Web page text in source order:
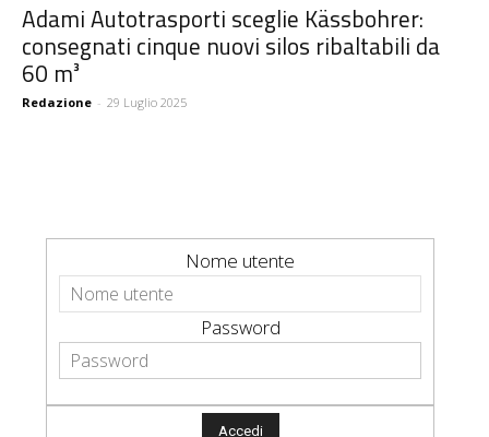
Adami Autotrasporti sceglie Kässbohrer:
consegnati cinque nuovi silos ribaltabili da
60 m³
Redazione - 29 Luglio 2025
Nome utente
Password